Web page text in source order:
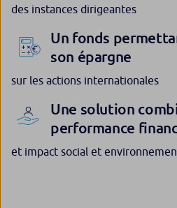
des instances dirigeantes
Un fonds
son épargne
sur les actions internationales
Une solution
performance
et impact social et